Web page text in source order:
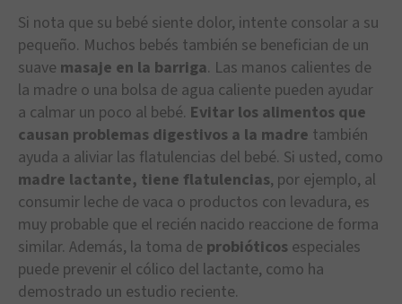
Si nota que su bebé siente dolor, intente consolar a su
pequeño. Muchos bebés también se benefician de un
suave masaje en la barriga. Las manos calientes de
la madre o una bolsa de agua caliente pueden ayudar
a calmar un poco al bebé. Evitar los alimentos que
causan problemas digestivos a la madre también
ayuda a aliviar las flatulencias del bebé. Si usted, como
madre lactante, tiene flatulencias, por ejemplo, al
consumir leche de vaca o productos con levadura, es
muy probable que el recién nacido reaccione de forma
similar. Además, la toma de probióticos especiales
puede prevenir el cólico del lactante, como ha
demostrado un estudio reciente.